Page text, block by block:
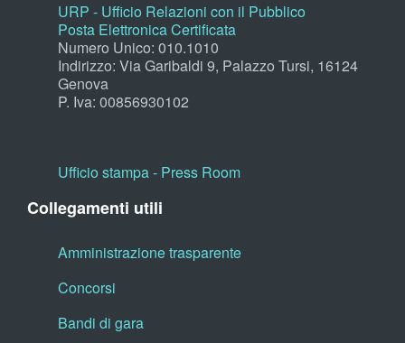
URP - Ufficio Relazioni con il Pubblico
Posta Elettronica Certificata
Numero Unico: 010.1010
Indirizzo: Via Garibaldi 9, Palazzo Tursi, 16124
Genova
P. Iva: 00856930102
Ufficio stampa - Press Room
Collegamenti utili
Amministrazione trasparente
Concorsi
Bandi di gara